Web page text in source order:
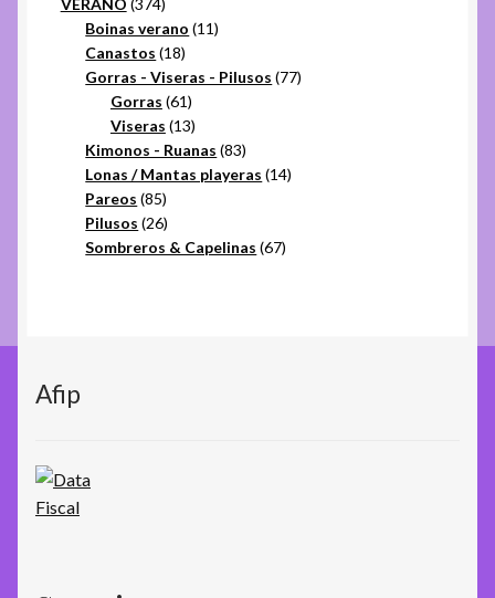
VERANO 374
productos
Boinas verano 1111
Canastos 1818
productos
Gorras - Viseras - Pilusos 7777
Gorras 6161
productos
Viseras 1313
productos
Kimonos - Ruanas 8383
productos
Lonas / Mantas playeras 1414
Pareos 8585
productos
Pilusos 2626
productos
Sombreros & Capelinas 6767
Afip